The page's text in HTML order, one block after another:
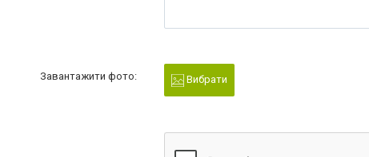
Завантажити фото: Вибрати